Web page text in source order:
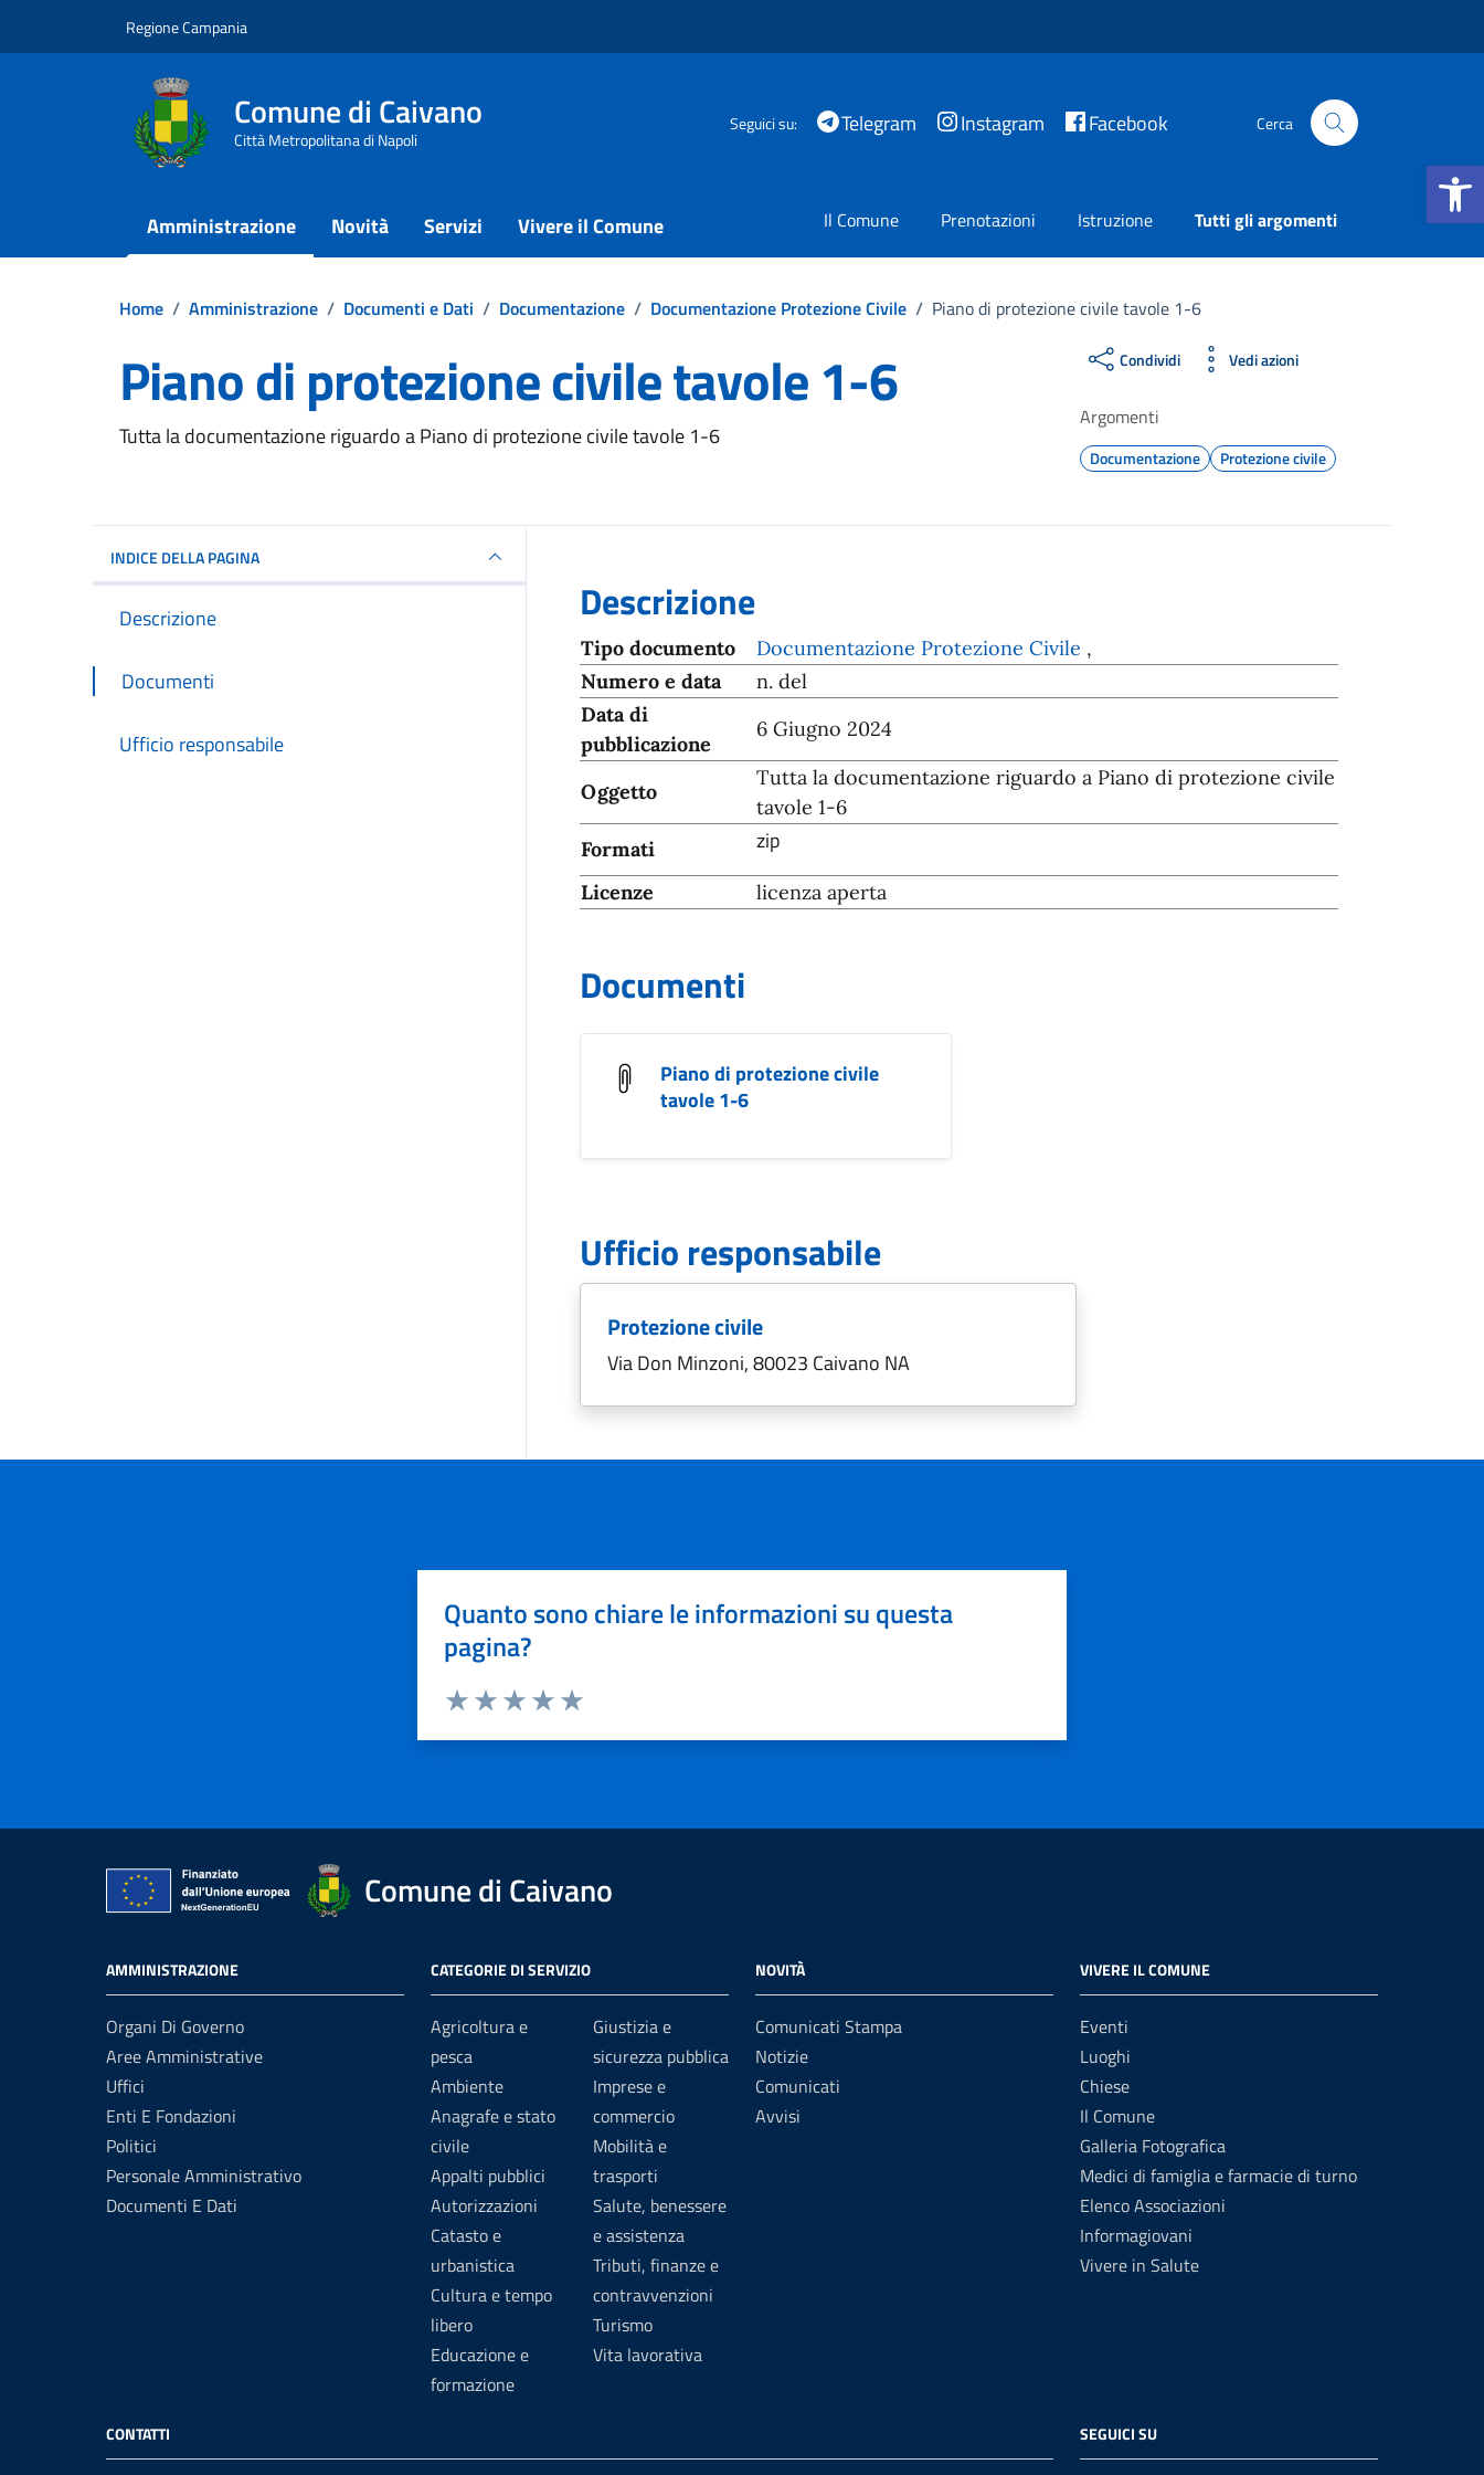
Apri la
Regione Campania
Comune di Caivano
Città Metropolitana di Napoli
Seguici su: Telegram Instagram Facebook Cerca
Amministrazione Novità Servizi Vivere il Comune Il Comune Prenotazioni Istruzione Tutti gli argomenti
Home / Amministrazione / Documenti e Dati / Documentazione / Documentazione Protezione Civile / Piano di protezione civile tavole 1-6
Piano di protezione civile tavole 1-6
Dettagli del documento
Tutta la documentazione riguardo a Piano di protezione civile tavole 1-6
Condividi Vedi azioni
Argomenti
Documentazione Protezione civile
INDICE DELLA PAGINA
Descrizione
Documenti
Ufficio responsabile
Descrizione
Tipo documento Documentazione Protezione Civile ,
Numero e data
n. del
Data di
pubblicazione
6 Giugno 2024
Oggetto
Tutta la documentazione riguardo a Piano di protezione civile
tavole 1-6
Formati
zip
Licenze licenza aperta
Documenti
Piano di protezione civile
tavole 1-6
Ufficio responsabile
Protezione civile
Via Don Minzoni, 80023 Caivano NA
Quanto sono chiare le informazioni su questa
pagina?
Comune di Caivano
AMMINISTRAZIONE
Organi Di Governo
Aree Amministrative
Uffici
Enti E Fondazioni
Politici
Personale Amministrativo
Documenti E Dati
CATEGORIE DI SERVIZIO
Agricoltura e
pesca
Ambiente
Anagrafe e stato
civile
Appalti pubblici
Autorizzazioni
Catasto e
urbanistica
Cultura e tempo
libero
Educazione e
formazione
Giustizia e
sicurezza pubblica
Imprese e
commercio
Mobilità e
trasporti
Salute, benessere
e assistenza
Tributi, finanze e
contravvenzioni
Turismo
Vita lavorativa
NOVITÀ
Comunicati Stampa
Notizie
Comunicati
Avvisi
VIVERE IL COMUNE
Eventi
Luoghi
Chiese
Il Comune
Galleria Fotografica
Medici di famiglia e farmacie di turno
Elenco Associazioni
Informagiovani
Vivere in Salute
CONTATTI SEGUICI SU